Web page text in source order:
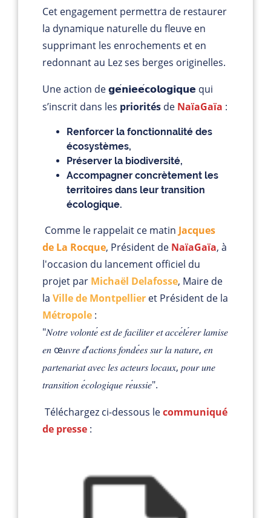
Cet engagement permettra de restaurer
la dynamique naturelle du fleuve en
supprimant les enrochements et en
redonnant au Lez ses berges originelles.
Une action de 𝗴𝗲𝗻𝗶𝗲𝗲𝗰𝗼𝗹𝗼𝗴𝗶𝗾𝘂𝗲 qui
s’inscrit dans les priorités de NaïaGaïa :
Renforcer la fonctionnalité des
écosystèmes,
Préserver la biodiversité,
Accompagner concrètement les
territoires dans leur transition
écologique.
Comme le rappelait ce matin Jacques
de La Rocque, Président de NaïaGaïa, à
l'occasion du lancement officiel du
projet par Michaël Delafosse, Maire de
la Ville de Montpellier et Président de la
Métropole :
"𝑁𝑜𝑡𝑟𝑒 𝑣𝑜𝑙𝑜𝑛𝑡𝑒 𝑒𝑠𝑡 𝑑𝑒 𝑓𝑎𝑐𝑖𝑙𝑖𝑡𝑒𝑟 𝑒𝑡 𝑎𝑐𝑐𝑒𝑙𝑒𝑟𝑒𝑟 𝑙𝑎𝑚𝑖𝑠𝑒
𝑒𝑛 œ𝑢𝑣𝑟𝑒 𝑑’𝑎𝑐𝑡𝑖𝑜𝑛𝑠 𝑓𝑜𝑛𝑑𝑒𝑒𝑠 𝑠𝑢𝑟 𝑙𝑎 𝑛𝑎𝑡𝑢𝑟𝑒, 𝑒𝑛
𝑝𝑎𝑟𝑡𝑒𝑛𝑎𝑟𝑖𝑎𝑡 𝑎𝑣𝑒𝑐 𝑙𝑒𝑠 𝑎𝑐𝑡𝑒𝑢𝑟𝑠 𝑙𝑜𝑐𝑎𝑢𝑥, 𝑝𝑜𝑢𝑟 𝑢𝑛𝑒
𝑡𝑟𝑎𝑛𝑠𝑖𝑡𝑖𝑜𝑛 𝑒𝑐𝑜𝑙𝑜𝑔𝑖𝑞𝑢𝑒 𝑟𝑒𝑢𝑠𝑠𝑖𝑒".
Téléchargez ci-dessous lecommuniqué
de presse :